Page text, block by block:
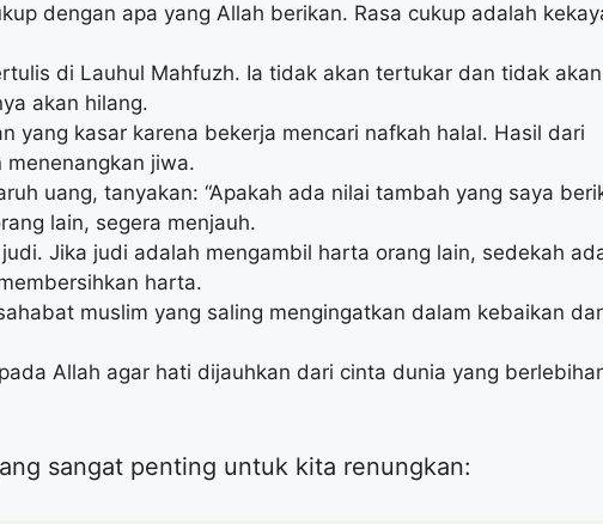
dengan apa yang Allah berikan. Rasa cukup adalah
di Lauhul Mahfuzh. Ia tidak akan tertukar dan tidak akan
akan hilang.
yang kasar karena bekerja mencari nafkah halal. Hasil dari
jiwa.
uang, tanyakan: “Apakah ada nilai tambah yang saya
lain, segera menjauh.
Jika judi adalah mengambil harta orang lain, sedekah
harta.
muslim yang saling mengingatkan dalam kebaikan
Allah agar hati dijauhkan dari cinta dunia yang
sangat penting untuk kita renungkan: